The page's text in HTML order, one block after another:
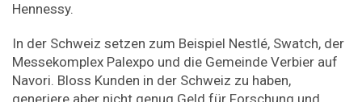
Hennessy.
In der Schweiz setzen zum Beispiel Nestlé, Swatch, der
Messekomplex Palexpo und die Gemeinde Verbier auf
Navori. Bloss Kunden in der Schweiz zu haben,
generiere aber nicht genug Geld für Forschung und